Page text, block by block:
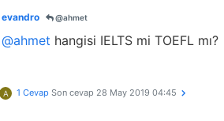
evandro @ahmet
@ahmet hangisi IELTS mi TOEFL mı?
A 1 Cevap Son cevap 28 May 2019 04:45